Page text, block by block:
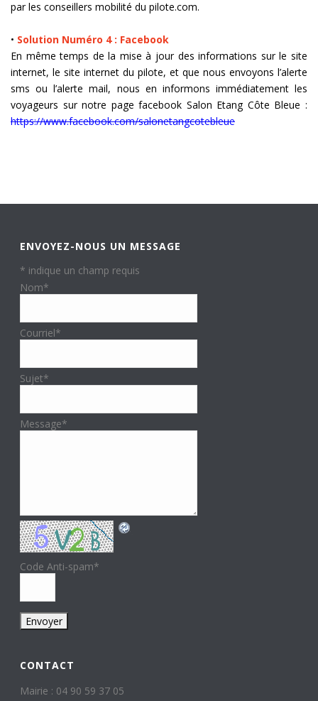
par les conseillers mobilité du pilote.com.
• Solution Numéro 4 : Facebook
En même temps de la mise à jour des informations sur le site
internet, le site internet du pilote, et que nous envoyons l’alerte
sms ou l’alerte mail, nous en informons immédiatement les
voyageurs sur notre page facebook Salon Etang Côte Bleue :
https://www.facebook.com/salonetangcotebleue
ENVOYEZ-NOUS UN MESSAGE
* indique un champ requis
Nom*
Courriel*
Sujet*
Message*
Code Anti-spam*
CONTACT
Mairie : 04 90 59 37 05